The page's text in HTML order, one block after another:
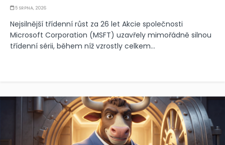
5 SRPNA, 2026
Nejsilnější třídenní růst za 26 let Akcie společnosti
Microsoft Corporation (MSFT) uzavřely mimořádně silnou
třídenní sérii, během níž vzrostly celkem...